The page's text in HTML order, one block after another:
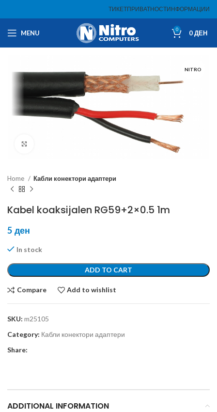
ТИКЕТПРИВАТНОСТИНФОРМАЦИИ
MENU 0 0ДЕН
NITRO
Home Кабли конектори адаптери
Kabel koaksijalen RG59+2×0.5 1m
5 ден
In stock
ADD TO CART
Compare Add to wishlist
SKU: m25105
Category: Кабли конектори адаптери
Share:
ADDITIONAL INFORMATION